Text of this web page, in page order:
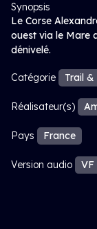
Synopsis
Le Corse
ouest via le Mare
dénivelé.
Catégorie Trail &
Réalisateur(s)
Pays France
Version audio VF